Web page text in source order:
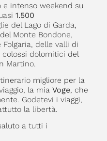
e intenso weekend su
1.500
del Lago di Garda,
Monte Bondone,
delle valli di
colossi dolomitici del
Martino.
migliore per la
la mia Voge, che
Godetevi i viaggi,
la libertà.
a tutti i